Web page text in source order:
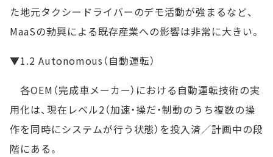
た地元タクシードライバーのデモ活動が強まるなど、
MaaSの勃興による既存産業への影響は非常に大きい。
▼1.2 Autonomous（自動運転）
各OEM（完成車メーカー）における自動運転技術の実
用化は、現在レベル2（加速・操だ・制動のうち複数の操
作を同時にシステムが行う状態）を投入済／計画中の段
階にある。